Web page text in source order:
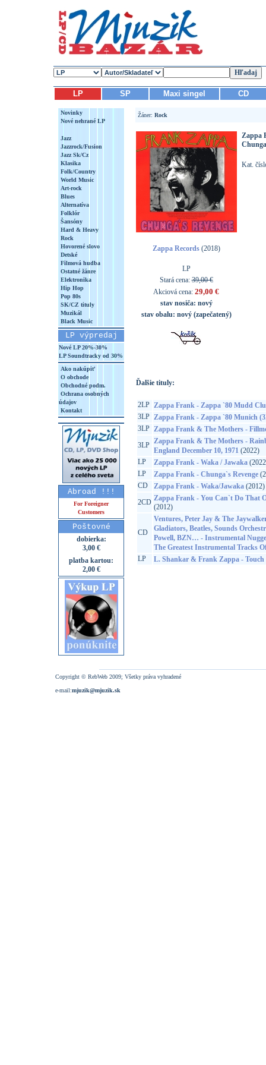
LP SP Maxi singel CD
Novinky
Nové nehrané LP
Jazz
Jazzrock/Fusion
Jazz Sk/Cz
Klasika
Folk/Country
World Music
Art-rock
Blues
Alternatíva
Folklór
Šansóny
Hard & Heavy
Rock
Hovorené slovo
Detské
Filmová hudba
Ostatné žánre
Elektronika
Hip Hop
Pop 80s
SK/CZ tituly
Muzikál
Black Music
LP výpredaj
Nové LP 20%-30%
LP Soundtracky od 30%
Ako nakúpiť
O obchode
Obchodné podm.
Ochrana osobných
údajov
Kontakt
Abroad !!!
For Foreigner
Customers
Poštovné
dobierka:
3,00 €
platba kartou:
2,00 €
Žáner: Rock
Zappa Records(2018)
LP
Stará cena:39,00 €
Akciová cena: 29,00 €
stav nosiča: nový
stav obalu: nový (zapečatený)
Zappa
Kat.
Ďalšie tituly:
2LP Zappa Frank - Zappa `80 Mudd
3LP Zappa Frank - Zappa `80 Munich
3LP Zappa Frank & The Mothers -
3LP Zappa Frank & The Mothers -
England December 10, 1971(2022)
LP
Zappa Frank - Waka / Jawaka
LP
Zappa Frank - Chunga`s Revenge
CD
Zappa Frank - Waka/Jawaka(2012)
2CD Zappa Frank - You Can`t Do That
(2012)
CD
Ventures, Peter Jay & The
Gladiators, Beatles, Sounds
Powell, BZN… - Instrumental
The Greatest Instrumental Tracks
LP
L. Shankar & Frank Zappa - Touch
Copyright © RebWeb 2009; Všetky práva vyhradené
e-mail:mjuzik@mjuzik.sk